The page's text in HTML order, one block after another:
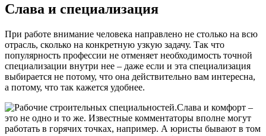
Слава и специализация
При работе внимание человека направлено не столько на всю
отрасль, сколько на конкретную узкую задачу. Так что
популярность профессии не отменяет необходимость точной
специализации внутри нее – даже если и эта специализация
выбирается не потому, что она действительно вам интересна,
а потому, что так кажется удобнее.
Слава и комфорт –
это не одно и то же. Известные комментаторы вполне могут
работать в горячих точках, например. А юристы бывают в том